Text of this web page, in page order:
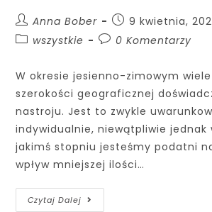
Anna Bober
9 kwietnia,
wszystkie
0 Komentarzy
W okresie jesienno-zimowym
szerokości geograficznej
nastroju. Jest to zwykle
indywidualnie, niewątpliwie jednak
jakimś stopniu jesteśmy podatni
wpływ mniejszej ilości…
Czytaj Dalej